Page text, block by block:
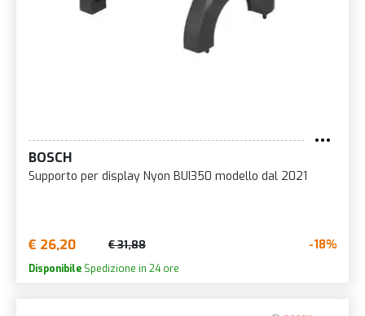
BOSCH
Supporto per display Nyon BUI350 modello dal 2021
€ 26,20 € 31,88 -18%
Disponibile Spedizione in 24 ore